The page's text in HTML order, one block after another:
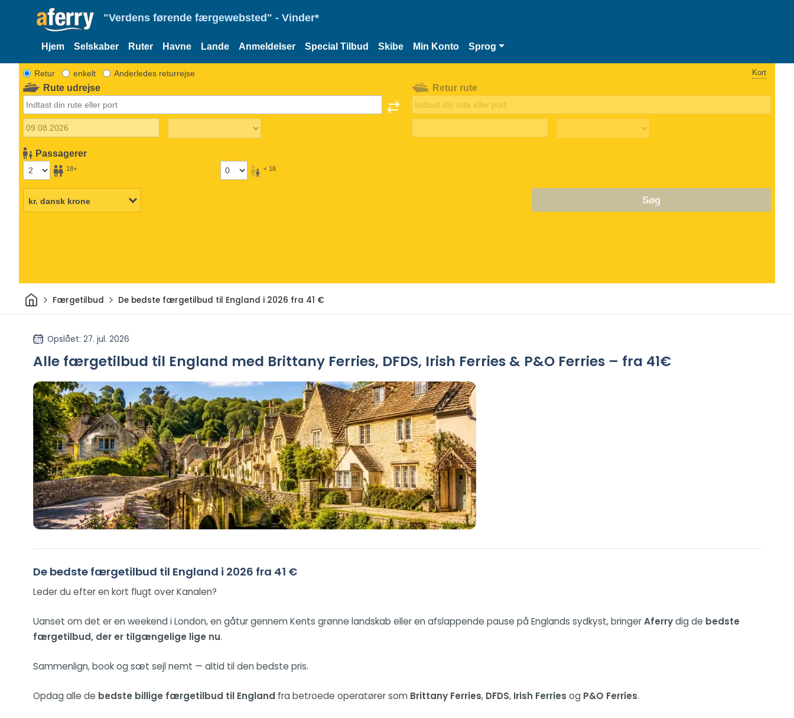
"Verdens førende færgewebsted" - Vinder*
Hjem Selskaber Ruter Havne Lande Anmeldelser Special Tilbud Skibe Min Konto Sprog
Retur enkelt Anderledes returrejse Kort
Rute udrejse
Passagerer
18+ < 18
Retur rute
Søg
HjemFærgetilbud De bedste færgetilbud til England i 2026 fra 41 €
Opslået: 27. jul. 2026
Alle færgetilbud til England med Brittany Ferries, DFDS, Irish Ferries & P&O Ferries – fra 41€
De bedste færgetilbud til England i 2026 fra 41 €
Leder du efter en kort flugt over Kanalen?
Uanset om det er en weekend i London, en gåtur gennem Kents grønne landskab eller en afslappende pause på Englands sydkyst, bringerAferrydig de bedste
færgetilbud, der er tilgængelige lige nu.
Sammenlign, book og sæt sejl nemt — altid til den bedste pris.
Opdag alle de bedste billige færgetilbud til England fra betroede operatører som Brittany Ferries, DFDS, Irish Ferries og P&O Ferries.